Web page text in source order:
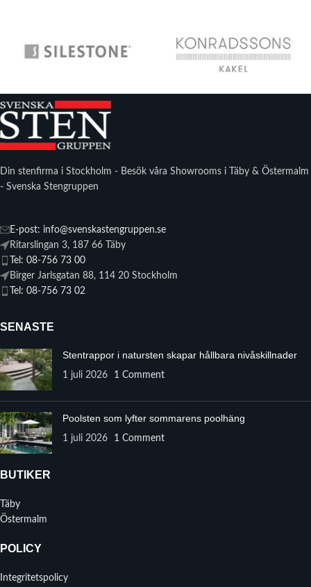
Din stenfirma i Stockholm - Besök våra Showrooms i Täby & Östermalm
- Svenska Stengruppen
E-post: info@svenskastengruppen.se
Ritarslingan 3, 187 66 Täby
Tel: 08-756 73 00
Birger Jarlsgatan 88, 114 20 Stockholm
Tel: 08-756 73 02
SENASTE
Stentrappor i natursten skapar hållbara nivåskillnader
1 juli 2026 1 Comment
Poolsten som lyfter sommarens poolhäng
1 juli 2026 1 Comment
BUTIKER
Täby
Östermalm
POLICY
Integritetspolicy